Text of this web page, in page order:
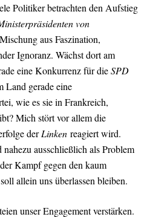
Politiker betrachten den Aufstieg
von
aus Faszination,
Ignoranz. Wächst dort am
eine Konkurrenz für dieSPD
Land gerade eine
wie es sie in Frankreich,
Mich stört vor allem die
derLinken reagiert wird.
ausschließlich als Problem
Kampf gegen den kaum
soll allein uns überlassen bleiben.
unser Engagement verstärken.